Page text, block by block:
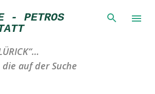
zum Hauptbereich
- PETROS
auf der Suche